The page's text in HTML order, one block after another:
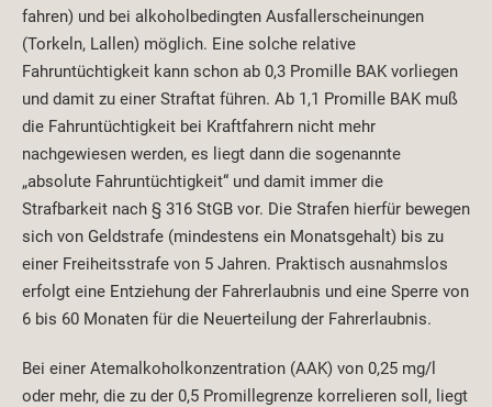
fahren) und bei alkoholbedingten Ausfallerscheinungen
(Torkeln, Lallen) möglich. Eine solche relative
Fahruntüchtigkeit kann schon ab 0,3 Promille BAK vorliegen
und damit zu einer Straftat führen. Ab 1,1 Promille BAK muß
die Fahruntüchtigkeit bei Kraftfahrern nicht mehr
nachgewiesen werden, es liegt dann die sogenannte
„absolute Fahruntüchtigkeit“ und damit immer die
Strafbarkeit nach § 316 StGB vor. Die Strafen hierfür bewegen
sich von Geldstrafe (mindestens ein Monatsgehalt) bis zu
einer Freiheitsstrafe von 5 Jahren. Praktisch ausnahmslos
erfolgt eine Entziehung der Fahrerlaubnis und eine Sperre von
6 bis 60 Monaten für die Neuerteilung der Fahrerlaubnis.
Bei einer Atemalkoholkonzentration (AAK) von 0,25 mg/l
oder mehr, die zu der 0,5 Promillegrenze korrelieren soll, liegt